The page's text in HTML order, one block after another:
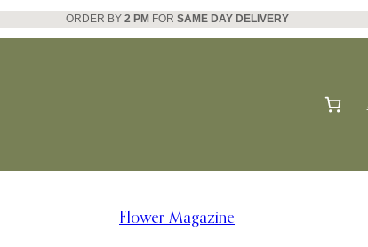
ORDER BY 2 PM FOR SAME DAY DELIVERY
Flower Magazine